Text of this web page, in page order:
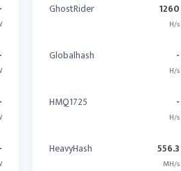
-
-
-
-
GhostRider 1260
H/s
Globalhash -
H/s
HMQ1725 -
H/s
HeavyHash 556.3
MH/s